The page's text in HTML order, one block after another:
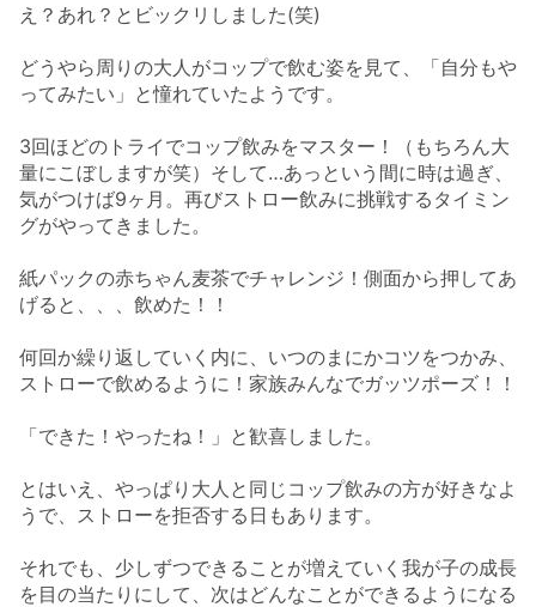
え？あれ？とビックリしました(笑)
どうやら周りの大人がコップで飲む姿を見て、「自分もや
ってみたい」と憧れていたようです。
3回ほどのトライでコップ飲みをマスター！（もちろん大
量にこぼしますが笑） そして…あっという間に時は過ぎ、
気がつけば9ヶ月。 再びストロー飲みに挑戦するタイミン
グがやってきました。
紙パックの赤ちゃん麦茶でチャレンジ！ 側面から押してあ
げると、、、飲めた！！
何回か繰り返していく内に、いつのまにかコツをつかみ、
ストローで飲めるように！ 家族みんなでガッツポーズ！！
「できた！やったね！」と歓喜しました。
とはいえ、やっぱり大人と同じコップ飲みの方が好きなよ
うで、ストローを拒否する日もあります。
それでも、少しずつできることが増えていく我が子の成長
を目の当たりにして、次はどんなことができるようになる